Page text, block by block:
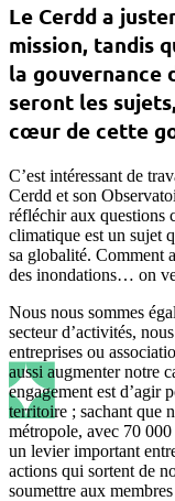
Le Cerdd a
mission, tandis
la gouvernance
seront les
cœur de cette
C’est intéressant de
Cerdd et son
réfléchir aux questions
climatique est un sujet
sa globalité. Comment
des inondations… on
Nous nous sommes
secteur d’activités,
entreprises ou
aussi augmenter notre
engagement est d’agir
territoire ; sachant que
métropole, avec 70
un levier important
actions qui sortent de
soumettre aux